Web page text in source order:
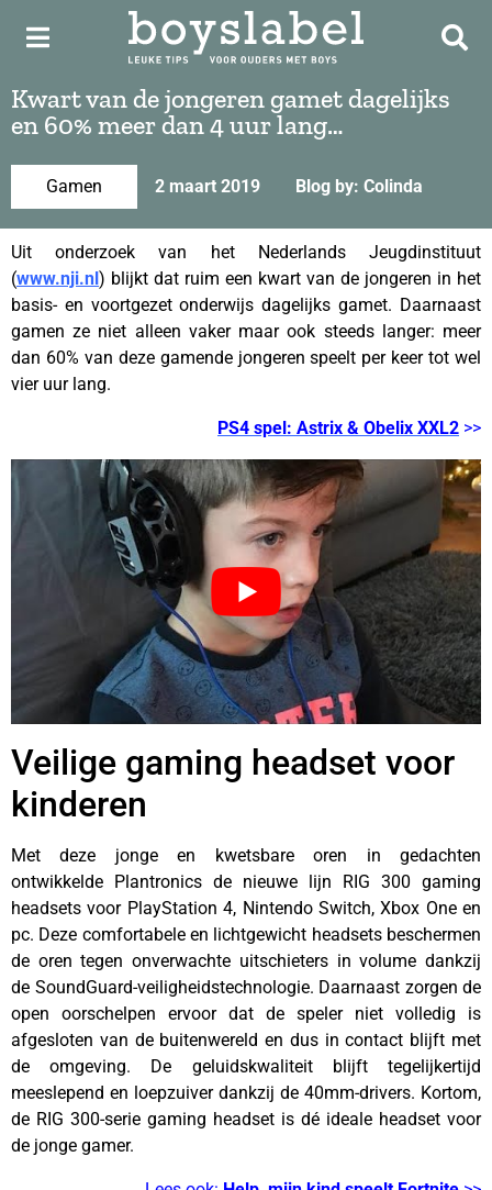
Kwart van de jongeren gamet dagelijks
en 60% meer dan 4 uur lang…
Gamen 2 maart 2019 Blog by: Colinda
Uit onderzoek van het Nederlands Jeugdinstituut
(www.nji.nl) blijkt dat ruim een kwart van de jongeren in het
basis- en voortgezet onderwijs dagelijks gamet. Daarnaast
gamen ze niet alleen vaker maar ook steeds langer: meer
dan 60% van deze gamende jongeren speelt per keer tot wel
vier uur lang.
PS4 spel: Astrix & Obelix XXL2 >>
Veilige gaming headset voor
kinderen
Met deze jonge en kwetsbare oren in gedachten
ontwikkelde Plantronics de nieuwe lijn RIG 300 gaming
headsets voor PlayStation 4, Nintendo Switch, Xbox One en
pc. Deze comfortabele en lichtgewicht headsets beschermen
de oren tegen onverwachte uitschieters in volume dankzij
de SoundGuard-veiligheidstechnologie. Daarnaast zorgen de
open oorschelpen ervoor dat de speler niet volledig is
afgesloten van de buitenwereld en dus in contact blijft met
de omgeving. De geluidskwaliteit blijft tegelijkertijd
meeslepend en loepzuiver dankzij de 40mm-drivers. Kortom,
de RIG 300-serie gaming headset is dé ideale headset voor
de jonge gamer.